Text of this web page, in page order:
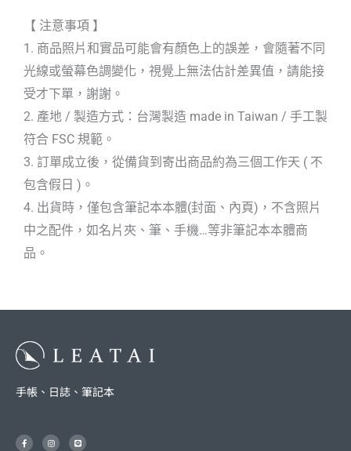
【 注意事項 】
1. 商品照片和實品可能會有顏色上的誤差，會隨著不同
光線或螢幕色調變化，視覺上無法估計差異值，請能接
受才下單，謝謝。
2. 產地 / 製造方式：台灣製造 made in Taiwan / 手工製
符合 FSC 規範。
3. 訂單成立後，從備貨到寄出商品約為三個工作天 ( 不
包含假日 )。
4. 出貨時，僅包含筆記本本體(封面、內頁)，不含照片
中之配件，如名片夾、筆、手機…等非筆記本本體商
品。
手帳、日誌、筆記本
F
a
I
n
L
i